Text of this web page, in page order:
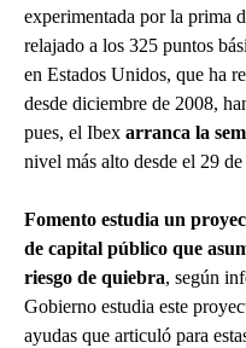
experimentada por la prima
relajado a los 325 puntos
en Estados Unidos, que ha
desde diciembre de 2008,
pues, el Ibex arranca la
nivel más alto desde el 29 de
Fomento estudia un
de capital público que
riesgo de quiebra, según
Gobierno estudia este
ayudas que articuló para